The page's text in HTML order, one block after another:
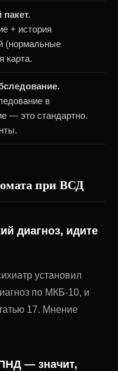
+ история
(нормальные
карта.
в
— это стандартно.
при ВСД
диагноз, идите
установил
по МКБ-10, и
17. Мнение
— значит,